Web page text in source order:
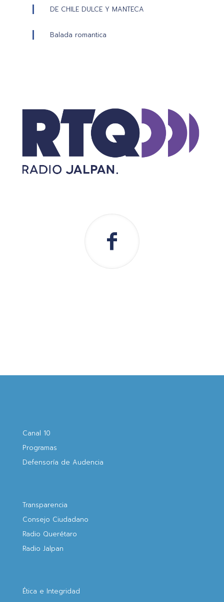
DE CHILE DULCE Y MANTECA
Balada romantica
Canal 10
Programas
Defensoría de Audencia
Transparencia
Consejo Ciudadano
Radio Querétaro
Radio Jalpan
Ética e Integridad